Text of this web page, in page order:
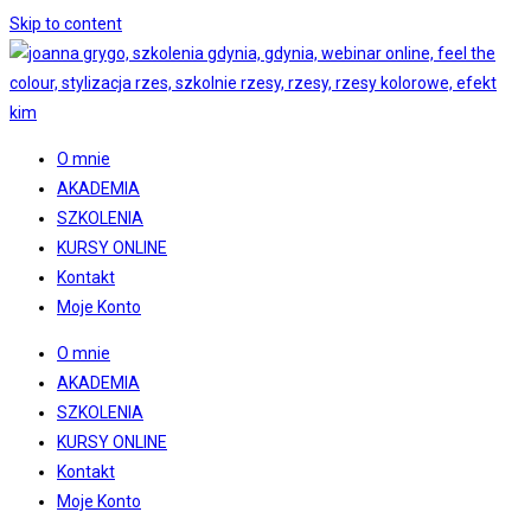
Skip to content
O mnie
AKADEMIA
SZKOLENIA
KURSY ONLINE
Kontakt
Moje Konto
O mnie
AKADEMIA
SZKOLENIA
KURSY ONLINE
Kontakt
Moje Konto